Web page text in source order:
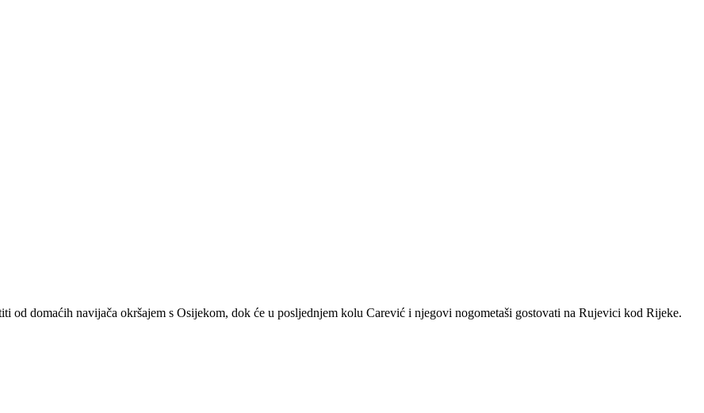
od domaćih navijača okršajem s Osijekom, dok će u posljednjem kolu Carević i njegovi nogometaši gostovati na Rujevici kod Rijeke.